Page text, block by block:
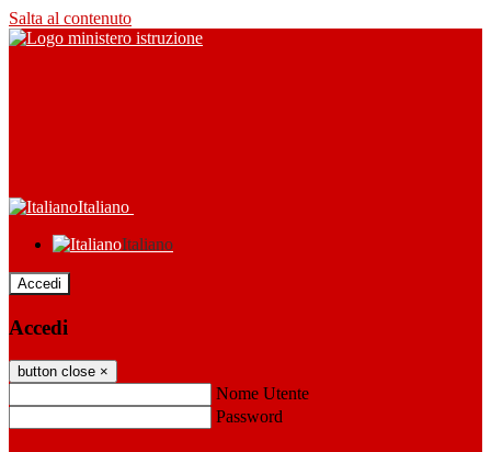
Salta al contenuto
Italiano
Italiano
Accedi
Accedi
button close ×
Nome Utente
Password